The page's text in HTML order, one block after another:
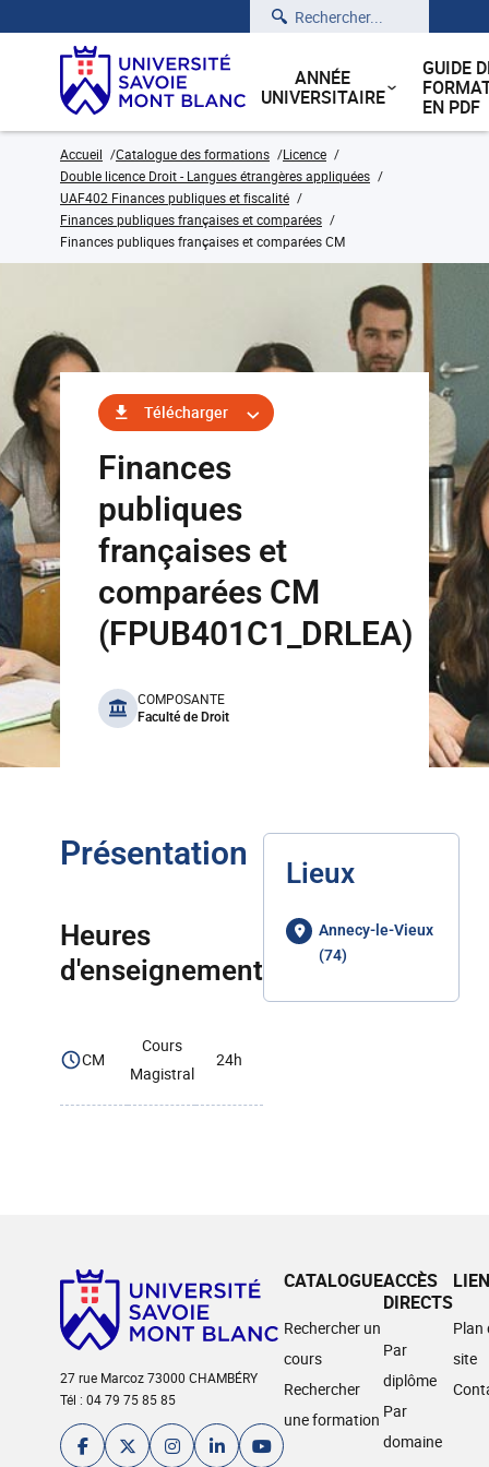
Rechercher
ANNÉE
UNIVERSITAIRE
GUIDE
EN PDF
Accueil Catalogue des formations
Licence
Double licence Droit - Langues étrangères appliquées
UAF402 Finances publiques et fiscalité
Finances publiques françaises et comparées
Finances publiques françaises et comparées CM
Télécharger
Finances
publiques
françaises et
comparées CM
(FPUB401C1_DRLEA)
benefits
COMPOSANTE
Faculté de Droit
Présentation
Heures
d'enseignement
CM
Cours
Magistral
24h
Lieux
Annecy-le-Vieux
(74)
27 rue Marcoz 73000 CHAMBÉRY
Tél : 04 79 75 85 85
CATALOGUE
Rechercher un
cours
Rechercher
une formation
ACCÈS
DIRECTS
Par
diplôme
Par
domaine
Plan
site